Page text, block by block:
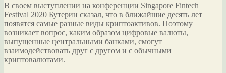
В своем выступлении на конференции Singapore Fintech
Festival 2020 Бутерин сказал, что в ближайшие десять лет
появятся самые разные виды криптоактивов. Поэтому
возникает вопрос, каким образом цифровые валюты,
выпущенные центральными банками, смогут
взаимодействовать друг с другом и с обычными
криптовалютами.